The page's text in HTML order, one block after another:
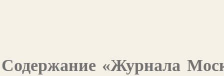
Содержание «Журнала